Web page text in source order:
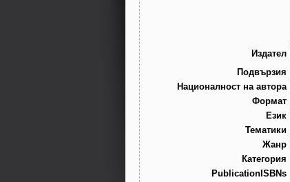
Издател
Подвързия
Националност на автора
Формат
Език
Тематики
Жанр
Категория
PublicationISBNs